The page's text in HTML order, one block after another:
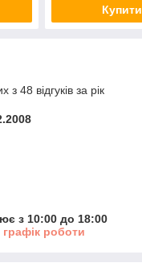
Купити
з 48 відгуків за рік
з 10:00 до 18:00
роботи